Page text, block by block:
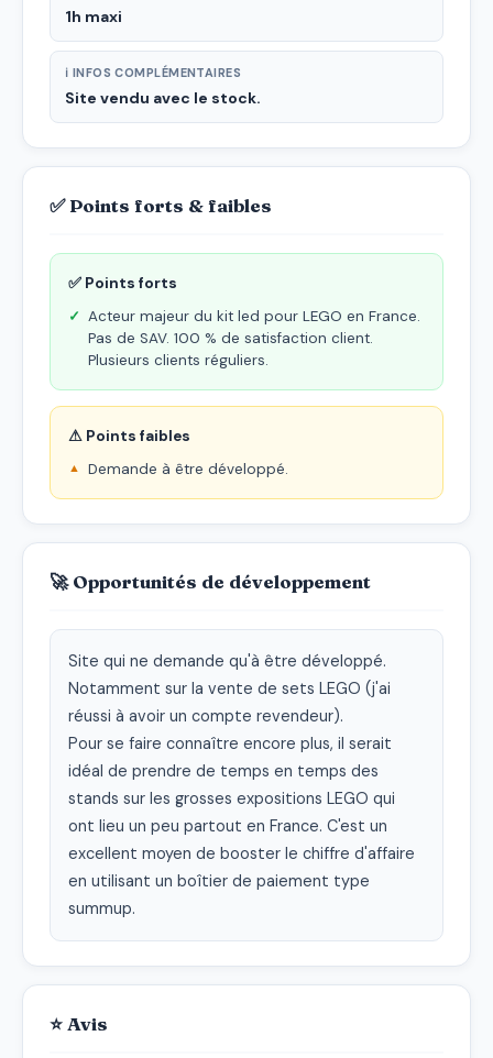
1h maxi
ℹ INFOS COMPLÉMENTAIRES
Site vendu avec le stock.
✅ Points forts & faibles
✅ Points forts
Acteur majeur du kit led pour LEGO en France.
Pas de SAV. 100 % de satisfaction client.
Plusieurs clients réguliers.
⚠ Points faibles
Demande à être développé.
🚀 Opportunités de développement
Site qui ne demande qu'à être développé.
Notamment sur la vente de sets LEGO (j'ai
réussi à avoir un compte revendeur).
Pour se faire connaître encore plus, il serait
idéal de prendre de temps en temps des
stands sur les grosses expositions LEGO qui
ont lieu un peu partout en France. C'est un
excellent moyen de booster le chiffre d'affaire
en utilisant un boîtier de paiement type
summup.
⭐ Avis